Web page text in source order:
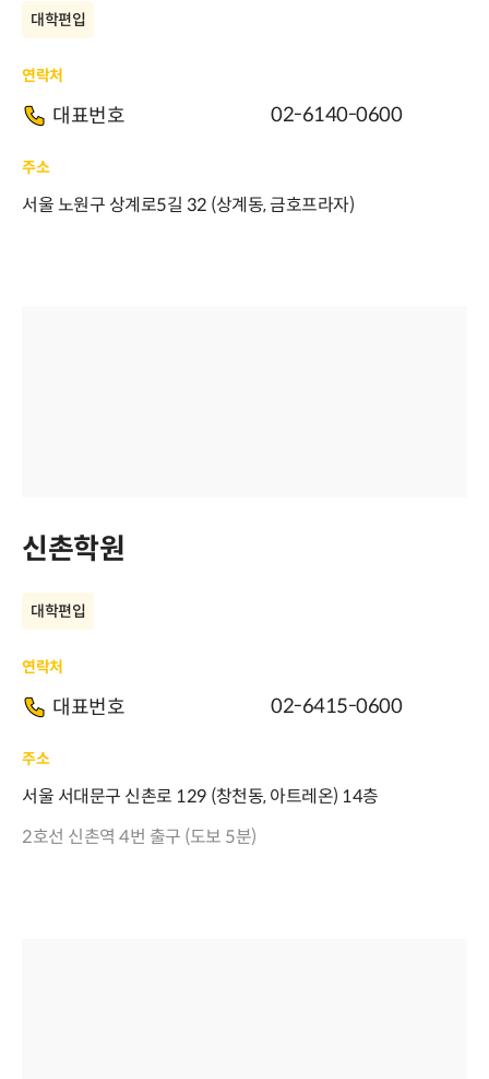
대학편입
연락처
대표번호 02-6140-0600
주소
서울 노원구 상계로5길 32 (상계동, 금호프라자)
신촌학원
대학편입
연락처
대표번호 02-6415-0600
주소
서울 서대문구 신촌로 129 (창천동, 아트레온) 14층
2호선 신촌역 4번 출구 (도보 5분)